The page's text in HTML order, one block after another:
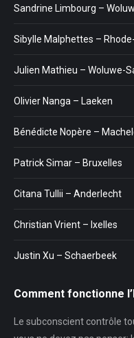
Sandrine Limbourg –
Sibylle Malphettes –
Julien Mathieu – Woluwe-
Olivier Nanga – Laeken
Bénédicte Nopère –
Patrick Simar – Bruxelles
Citana Tullii – Anderlecht
Christian Vrient – Ixelles
Justin Xu – Schaerbeek
Comment fonctionne
Le subconscient contrôle